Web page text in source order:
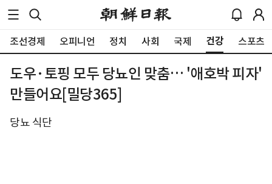
조선경제 오피니언 정치 사회 국제 건강 스포츠
도우·토핑 모두 당뇨인 맞춤… '애호박 피자'
만들어요[밀당365]
당뇨 식단